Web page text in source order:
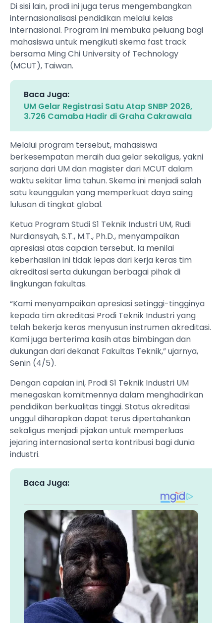
Di sisi lain, prodi ini juga terus mengembangkan
internasionalisasi pendidikan melalui kelas
internasional. Program ini membuka peluang bagi
mahasiswa untuk mengikuti skema fast track
bersama Ming Chi University of Technology
(MCUT), Taiwan.
Baca Juga:
UM Gelar Registrasi Satu Atap SNBP 2026,
3.726 Camaba Hadir di Graha Cakrawala
Melalui program tersebut, mahasiswa
berkesempatan meraih dua gelar sekaligus, yakni
sarjana dari UM dan magister dari MCUT dalam
waktu sekitar lima tahun. Skema ini menjadi salah
satu keunggulan yang memperkuat daya saing
lulusan di tingkat global.
Ketua Program Studi S1 Teknik Industri UM, Rudi
Nurdiansyah, S.T., M.T., Ph.D., menyampaikan
apresiasi atas capaian tersebut. Ia menilai
keberhasilan ini tidak lepas dari kerja keras tim
akreditasi serta dukungan berbagai pihak di
lingkungan fakultas.
“Kami menyampaikan apresiasi setinggi-tingginya
kepada tim akreditasi Prodi Teknik Industri yang
telah bekerja keras menyusun instrumen akreditasi.
Kami juga berterima kasih atas bimbingan dan
dukungan dari dekanat Fakultas Teknik,” ujarnya,
Senin (4/5).
Dengan capaian ini, Prodi S1 Teknik Industri UM
menegaskan komitmennya dalam menghadirkan
pendidikan berkualitas tinggi. Status akreditasi
unggul diharapkan dapat terus dipertahankan
sekaligus menjadi pijakan untuk memperluas
jejaring internasional serta kontribusi bagi dunia
industri.
Baca Juga: